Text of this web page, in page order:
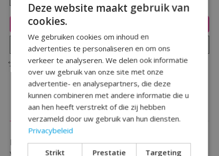
Toevoegen aan winkelwagen
Plaats bestelling
Toevoegen om te vergelijken
Beschrijving Reviews (0)
Deze hippe en vrolijke sarah vlaggenlijn is gemaakt
van plastic en heeft een lengte van 6 meter lang.
Deze website maakt gebruik van
cookies.
We gebruiken cookies om inhoud en
advertenties te personaliseren en om ons
verkeer te analyseren. We delen ook informatie
over uw gebruik van onze site met onze
advertentie- en analysepartners, die deze
kunnen combineren met andere informatie die u
aan hen heeft verstrekt of die zij hebben
verzameld door uw gebruik van hun diensten.
Privacybeleid
Strikt
Prestatie Targeting